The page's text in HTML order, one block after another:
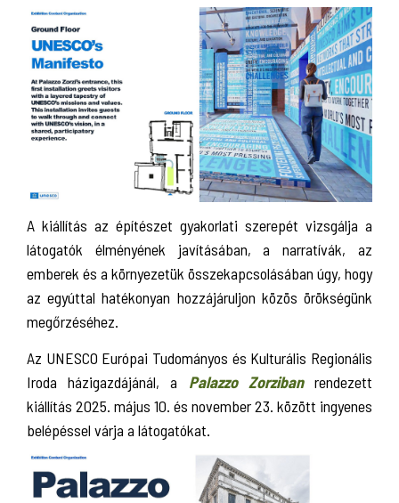
A kiállítás az építészet gyakorlati szerepét vizsgálja a
látogatók élményének javításában, a narratívák, az
emberek és a környezetük összekapcsolásában úgy, hogy
az egyúttal hatékonyan hozzájáruljon közös örökségünk
megőrzéséhez.
Az UNESCO Európai Tudományos és Kulturális Regionális
Iroda házigazdájánál, a Palazzo Zorzibanrendezett
kiállítás 2025. május 10. és november 23. között ingyenes
belépéssel várja a látogatókat.